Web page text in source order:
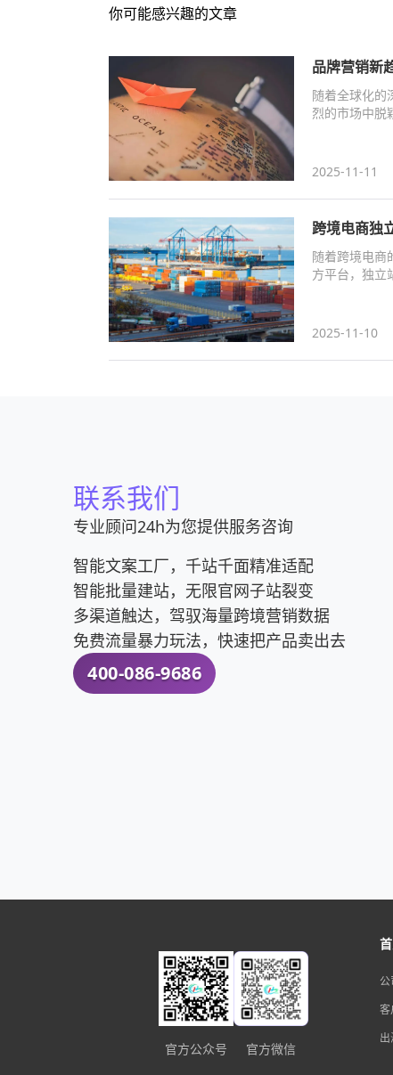
你可能感兴趣的文章
品牌营销新
随着全球化的
烈的市场中脱
2025-11-11
跨境电商独
随着跨境电商
方平台，独立
2025-11-10
联系我们
专业顾问24h为您提供服务咨询
智能文案工厂，千站千面精准适配
智能批量建站，无限官网子站裂变
多渠道触达，驾驭海量跨境营销数据
免费流量暴力玩法，快速把产品卖出去
400-086-9686
官方公众号 官方微信
客